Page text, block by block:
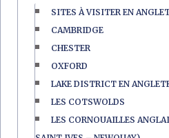
SITES À VISITER EN
CAMBRIDGE
CHESTER
OXFORD
LAKE DISTRICT EN
LES COTSWOLDS
LES CORNOUAILLES